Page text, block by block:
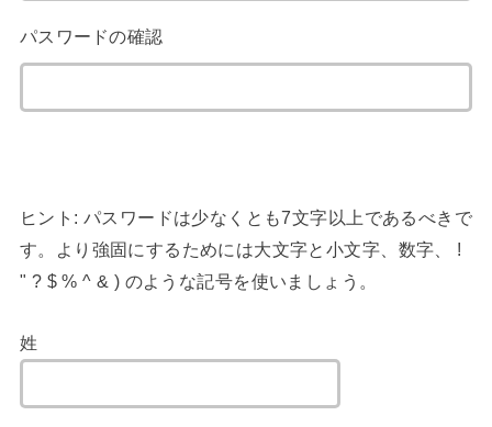
パスワードの確認
ヒント: パスワードは少なくとも7文字以上であるべきで
す。より強固にするためには大文字と小文字、数字、 !
" ? $ % ^ & ) のような記号を使いましょう。
姓